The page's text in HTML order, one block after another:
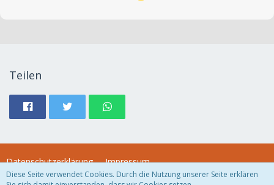
Teilen
Datenschutzerklärung Impressum
Diese Seite verwendet Cookies. Durch die Nutzung unserer Seite erklären